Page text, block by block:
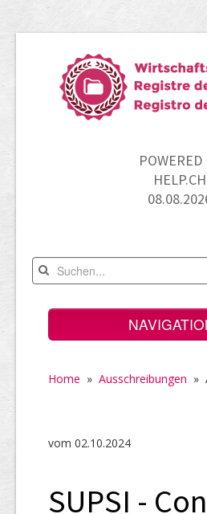
POWERED
HELP.CH
UID-
Home » Ausschreibungen »
vom 02.10.2024
SUPSI -